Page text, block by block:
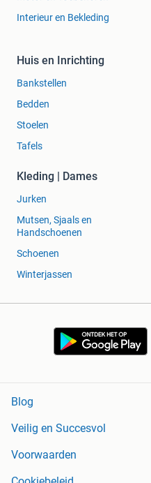
Interieur en Bekleding
Huis en Inrichting
Bankstellen
Bedden
Stoelen
Tafels
Kleding | Dames
Jurken
Mutsen, Sjaals en
Handschoenen
Schoenen
Winterjassen
Blog
Veilig en Succesvol
Voorwaarden